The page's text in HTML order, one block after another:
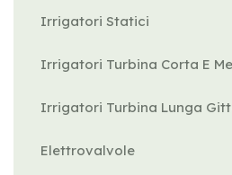
Irrigatori Statici
Irrigatori Turbina Corta E
Irrigatori Turbina Lunga
Elettrovalvole